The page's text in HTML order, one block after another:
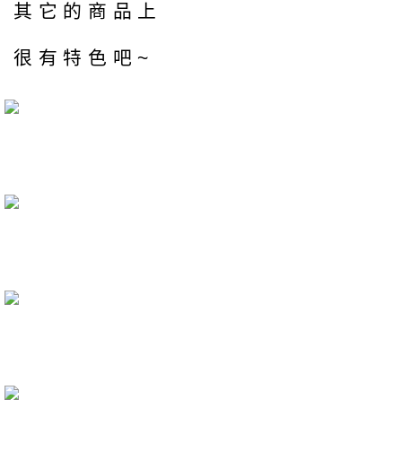
其它的商品上
很有特色吧~